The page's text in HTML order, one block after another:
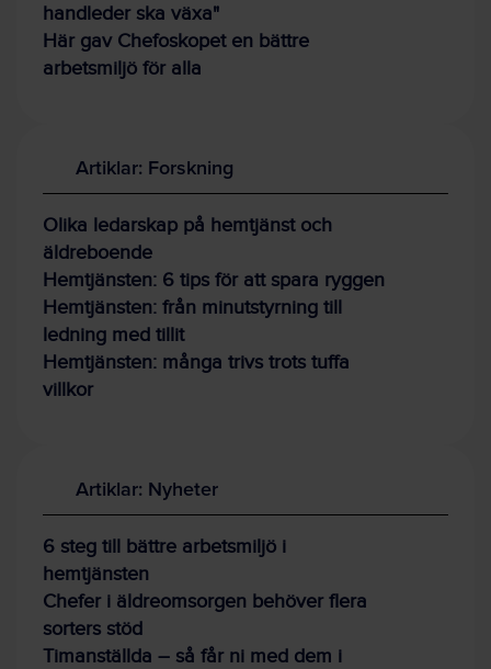
handleder ska växa"
Här gav Chefoskopet en bättre
arbetsmiljö för alla
Artiklar: Forskning
Olika ledarskap på hemtjänst och
äldreboende
Hemtjänsten: 6 tips för att spara ryggen
Hemtjänsten: från minutstyrning till
ledning med tillit
Hemtjänsten: många trivs trots tuffa
villkor
Artiklar: Nyheter
6 steg till bättre arbetsmiljö i
hemtjänsten
Chefer i äldreomsorgen behöver flera
sorters stöd
Timanställda – så får ni med dem i